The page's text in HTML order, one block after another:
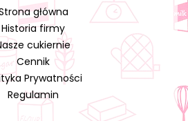
główna
Historia firmy
cukiernie
Cennik
Prywatności
Regulamin